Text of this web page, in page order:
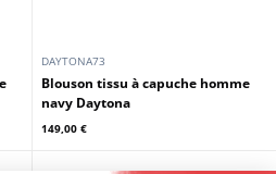
DAYTONA73
Blouson tissu à capuche homme
kaki Daytona